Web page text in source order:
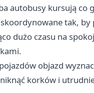
autobusy kursują co
skoordynowane tak, by
dużo czasu na
objazd
korków i